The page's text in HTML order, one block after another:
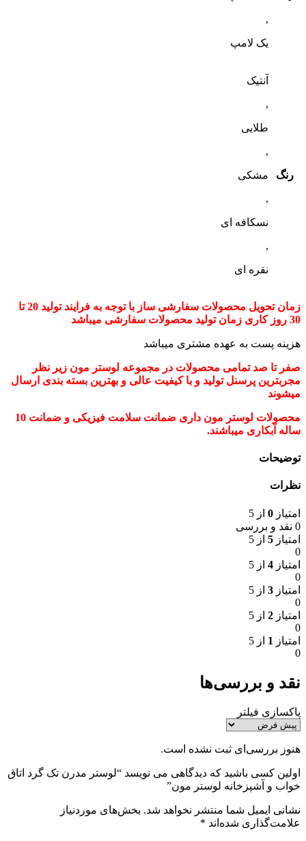
,
یک لامپ
رنگ
آنتیک
,
طلایی
,
مشکی
,
نسکافه ای
,
نقره ای
زمان تحویل محصولات سفارشی ساز با توجه به فرایند تولید 20 تا
30 روز کاری زمان تولید محصولات سفارشی میباشد
هزینه پست به عهده مشتری میباشد
صفر تا صد تمامی محصولات در مجموعه لوستر مون زیر نظر
مجربترین پرسنل تولید و با کیفیت عالی و بهترین بسته بندی ارسال
میشوند
محصولات لوستر مون داری ضمانت سلامت فیزیکی و ضمانت 10
ساله آبکاری میباشند.
توضیحات
نظرات
امتیاز 0 از 5
0 نقد و بررسی
امتیاز 5 از 5
0
امتیاز 4 از 5
0
امتیاز 3 از 5
0
امتیاز 2 از 5
0
امتیاز 1 از 5
0
نقد و بررسی‌ها
پاکسازی فیلتر
هنوز بررسی‌ای ثبت نشده است.
اولین کسی باشید که دیدگاهی می نویسد “لوستر مدرن تک گرد اتاق
خواب و آشپزخانه لوستر مون”
نشانی ایمیل شما منتشر نخواهد شد. بخش‌های موردنیاز
علامت‌گذاری شده‌اند *